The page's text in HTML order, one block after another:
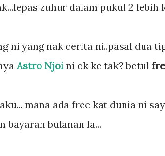
zuhur dalam pukul 2 lebih
ni yang nak cerita ni..pasal dua
Astro Njoi ni ok ke tak? betul
mana ada free kat dunia ni
bayaran bulanan la...